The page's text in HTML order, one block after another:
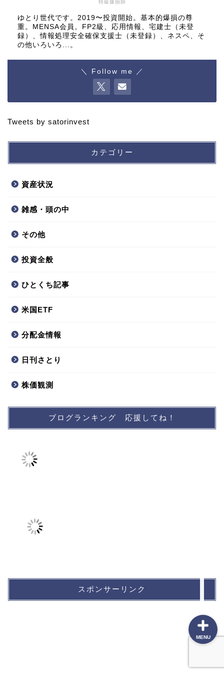
特級爆損師
ゆとり世代です。2019〜投資開始。基本的爆損の尊
重。MENSA会員。FP2級、応用情報、宅建士（未登
録）、情報処理安全確保支援士（未登録）、ネスペ、そ
の他いろいろ...。
＼ Follow me ／
Tweets by satorinvest
カテゴリー
資産状況
雑感・頭の中
その他
投資全般
ひとくち記事
米国ETF
分配金情報
日刊さとり
株価観測
ブログランキング 応援してね！
スポンサーリンク
MENU